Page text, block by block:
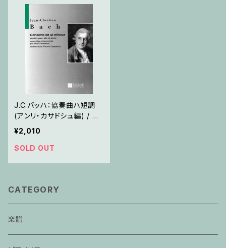
J.C.バッハ：協奏曲ハ短調
(アンリ・カサドシュ編) / ヴ
ィオラ・ピアノ
¥2,010
SOLD OUT
CATEGORY
楽譜